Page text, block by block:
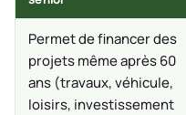
Permet de financer des
projets même après 60
ans (travaux, véhicule,
loisirs, investissement